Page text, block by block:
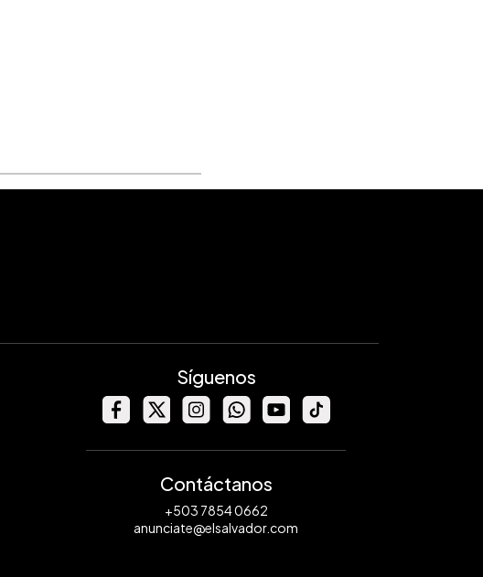
Síguenos
Contáctanos
+503 7854 0662
anunciate@elsalvador.com